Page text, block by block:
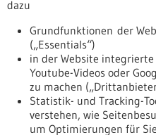
Nach oben
dazu
Grundfunktionen der
(„Essentials“)
in der Website
Youtube-Videos oder
zu machen
Statistik- und Tracking-
verstehen, wie
um Optimierungen für